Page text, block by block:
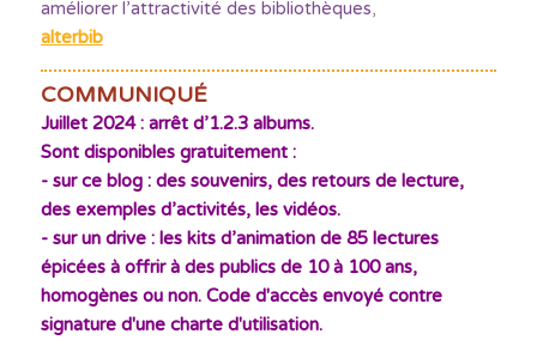
améliorer l’attractivité des bibliothèques,
alterbib
COMMUNIQUÉ
Juillet 2024 : arrêt d’1.2.3 albums.
Sont disponibles gratuitement :
- sur ce blog : des souvenirs, des retours de lecture,
des exemples d’activités, les vidéos.
- sur un drive : les kits d’animation de 85 lectures
épicées à offrir à des publics de 10 à 100 ans,
homogènes ou non. Code d'accès envoyé contre
signature d'une charte d'utilisation.